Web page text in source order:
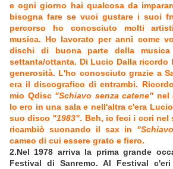
e ogni giorno hai qualcosa da
bisogna fare se vuoi gustare i suoi
percorso ho conosciuto molti
musica. Ho lavorato per anni come
dischi di buona parte della
settanta/ottanta. Di Lucio Dalla ricordo
generosità. L'ho conosciuto grazie a
era il discografico di entrambi.
mio Qdisc "Schiavo senza catene" nel
Io ero in una sala e nell'altra c'era
suo disco "1983". Beh, io feci i cori nel
ricambiò suonando il sax in
cameo di cui essere grato e fiero.
2.Nel 1978 arriva la prima grande
Festival di Sanremo. Al Festival